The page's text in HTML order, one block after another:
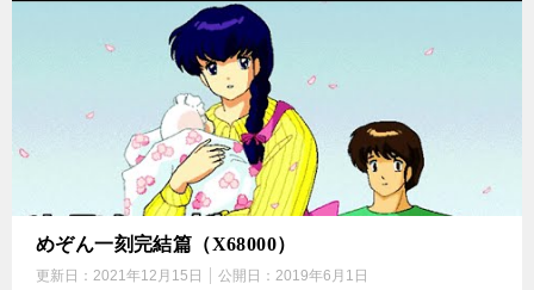
めぞん一刻完結篇（X68000）
更新日： 2021年12月15日 公開日： 2019年6月1日